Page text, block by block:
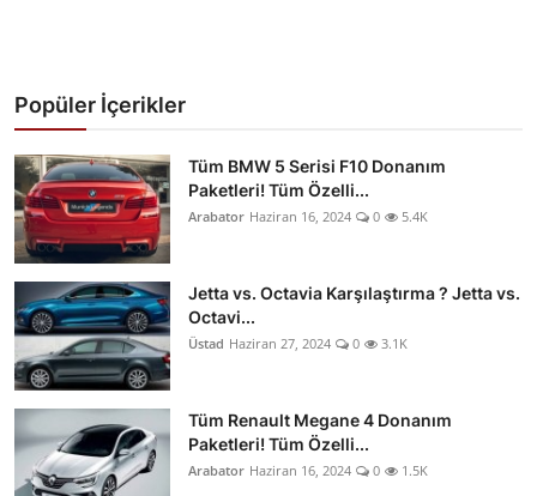
Popüler İçerikler
Tüm BMW 5 Serisi F10 Donanım
Paketleri! Tüm Özelli...
Arabator Haziran 16, 2024 0 5.4K
Jetta vs. Octavia Karşılaştırma ? Jetta vs.
Octavi...
Üstad Haziran 27, 2024 0 3.1K
Tüm Renault Megane 4 Donanım
Paketleri! Tüm Özelli...
Arabator Haziran 16, 2024 0 1.5K